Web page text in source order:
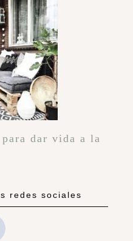
dar vida a la
redes sociales